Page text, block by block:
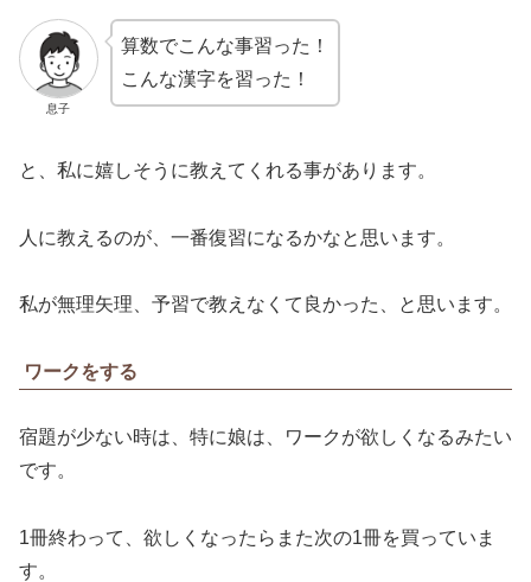
息子
算数でこんな事習った！
こんな漢字を習った！
と、私に嬉しそうに教えてくれる事があります。
人に教えるのが、一番復習になるかなと思います。
私が無理矢理、予習で教えなくて良かった、と思います。
ワークをする
宿題が少ない時は、特に娘は、ワークが欲しくなるみたい
です。
1冊終わって、欲しくなったらまた次の1冊を買っていま
す。